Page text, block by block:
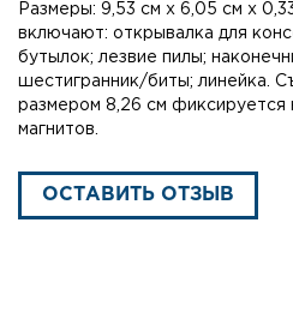
Размеры: 9,53 см x 6,05 см x
включают: открывалка для
бутылок; лезвие пилы;
шестигранник/биты; линейка.
размером 8,26 см фиксируется
магнитов.
ОСТАВИТЬ ОТЗЫВ